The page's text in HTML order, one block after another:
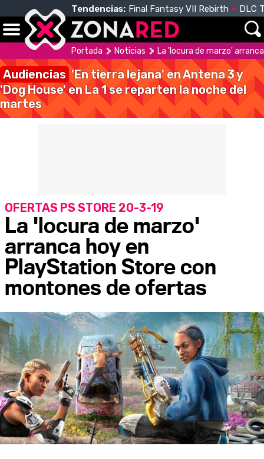
Tendencias: Final Fantasy VII Rebirth DLC
Portada Noticias La 'locura de marzo'
Audiencias 'En tierra lejana' en Antena 3 y
'Dog House' en La 1 se reparten la noche del
martes
La 'locura de marzo'
arranca hoy en
PlayStation Store con
montones de ofertas
OFERTAS PS STORE 20-3-19